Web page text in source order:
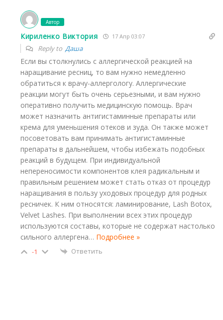
Автор
Кириленко Виктория 17 Апр 03:07
Reply to Даша
Если вы столкнулись с аллергической реакцией на
наращивание ресниц, то вам нужно немедленно
обратиться к врачу-аллергологу. Аллергические
реакции могут быть очень серьезными, и вам нужно
оперативно получить медицинскую помощь. Врач
может назначить антигистаминные препараты или
крема для уменьшения отеков и зуда. Он также может
посоветовать вам принимать антигистаминные
препараты в дальнейшем, чтобы избежать подобных
реакций в будущем. При индивидуальной
непереносимости компонентов клея радикальным и
правильным решением может стать отказ от процедур
наращивания в пользу уходовых процедур для родных
ресничек. К ним относятся: ламинирование, Lash Botox,
Velvet Lashes. При выполнении всех этих процедур
используются составы, которые не содержат настолько
сильного аллергена… Подробнее »
-1 Ответить